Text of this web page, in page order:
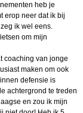
heb je
erop neer dat ik bij
ik wel eens.
om mijn
coaching van jonge
maken om ook
defensie is
achtergrond te treden
en zou ik mijn